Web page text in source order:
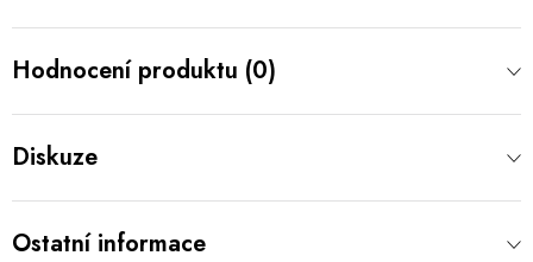
Hodnocení produktu (0)
Diskuze
Ostatní informace